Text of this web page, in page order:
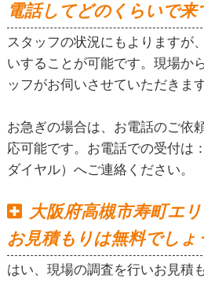
電話してどのくらいで来
スタッフの状況にもよりますが
いすることが可能です。現場か
ッフがお伺いさせていただきます
お急ぎの場合は、お電話のご依
応可能です。お電話での受付は：
ダイヤル）へご連絡ください。
大阪府高槻市寿町エ
お見積もりは無料でしょ
はい、現場の調査を行いお見積